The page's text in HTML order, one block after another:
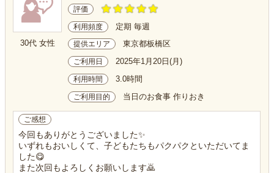
30代 女性
評価
利用頻度 定期 毎週
提供エリア 東京都板橋区
ご利用日 2025年1月20日(月)
利用時間 3.0時間
ご利用目的 当日のお食事 作りおき
ご感想
今回もありがとうございました✨
いずれもおいしくて、子どもたちもパクパクといただいてま
した😋
また次回もよろしくお願いします🙇